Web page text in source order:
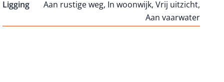
Ligging
Aan rustige weg, In woonwijk, Vrij uitzicht,
Aan vaarwater